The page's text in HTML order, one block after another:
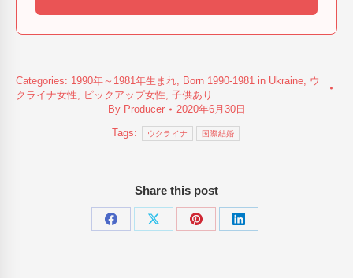
Categories: 1990年～1981年生まれ Born 1990-1981 in Ukraine ウ
クライナ女性
ピックアップ女性 子供あり
By Producer 2020年6月30日
Tags: ウクライナ 国際結婚
Share this post
Share
Share
Share
Share